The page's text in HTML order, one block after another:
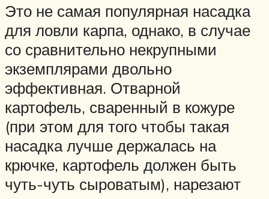
Это не самая популярная насадка
для ловли карпа, однако, в случае
со сравнительно некрупными
экземплярами двольно
эффективная. Отварной
картофель, сваренный в кожуре
(при этом для того чтобы такая
насадка лучше держалась на
крючке, картофель должен быть
чуть-чуть сыроватым), нарезают